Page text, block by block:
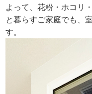
よって、花粉・ホコリ
と暮らすご家庭でも、
す。